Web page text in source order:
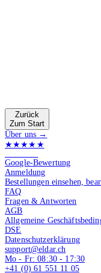
Zurück
Zum Start
Über uns →
★★★★★
Google-Bewertung
Anmeldung
Bestellungen einsehen,
FAQ
Fragen & Antworten
AGB
Allgemeine
DSE
Datenschutzerklärung
support@eldar.ch
Mo - Fr: 08:30 - 17:30
+41 (0) 61 551 11 05